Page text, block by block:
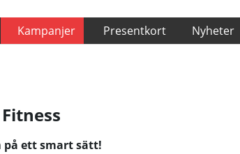
Kampanjer Presentkort Nyheter
på ett smart sätt!